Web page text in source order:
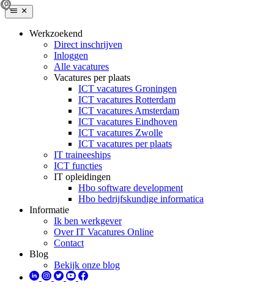
Werkzoekend
Direct inschrijven
Inloggen
Alle vacatures
Vacatures per plaats
ICT vacatures Groningen
ICT vacatures Rotterdam
ICT vacatures Amsterdam
ICT vacatures Eindhoven
ICT vacatures Zwolle
ICT vacatures per plaats
IT traineeships
ICT functies
IT opleidingen
Hbo software development
Hbo bedrijfskundige informatica
Informatie
Ik ben werkgever
Over IT Vacatures Online
Contact
Blog
Bekijk onze blog